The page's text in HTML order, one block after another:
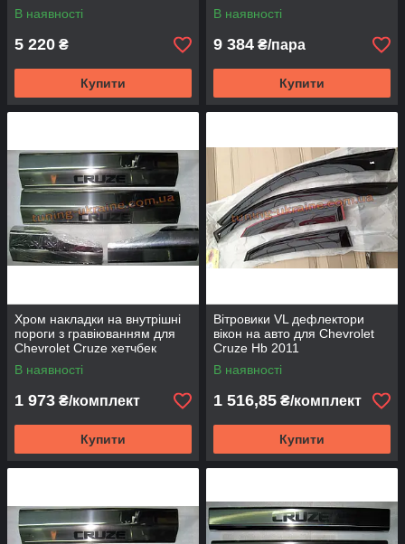
В наявності
5 220 ₴
Купити
В наявності
9 384 ₴/пара
Купити
Хром накладки на внутрішні
пороги з гравіюванням для
Chevrolet Cruze хетчбек
2011-2012
В наявності
1 973 ₴/комплект
Купити
Вітровики VL дефлектори
вікон на авто для Chevrolet
Cruze Hb 2011
В наявності
1 516,85 ₴/комплект
Купити